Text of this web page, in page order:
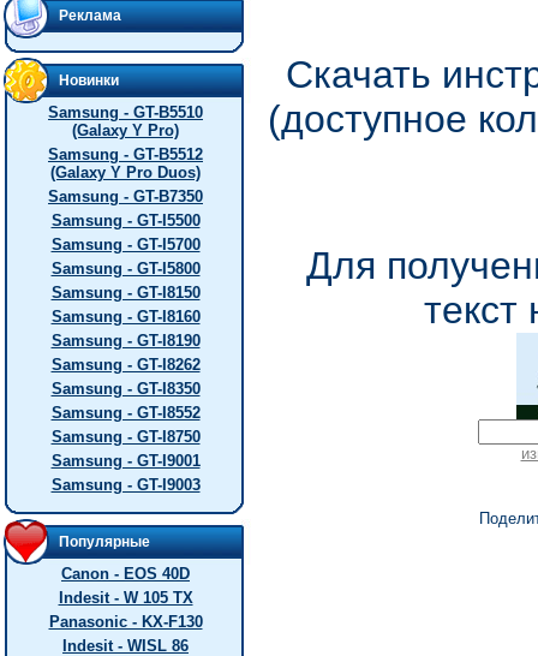
Реклама
Новинки
Samsung - GT-B5510
(Galaxy Y Pro)
Samsung - GT-B5512
(Galaxy Y Pro Duos)
Samsung - GT-B7350
Samsung - GT-I5500
Samsung - GT-I5700
Samsung - GT-I5800
Samsung - GT-I8150
Samsung - GT-I8160
Samsung - GT-I8190
Samsung - GT-I8262
Samsung - GT-I8350
Samsung - GT-I8552
Samsung - GT-I8750
Samsung - GT-I9001
Samsung - GT-I9003
Популярные
Canon - EOS 40D
Indesit - W 105 TX
Panasonic - KX-F130
Indesit - WISL 86
Скачать
(доступное
Для
текст